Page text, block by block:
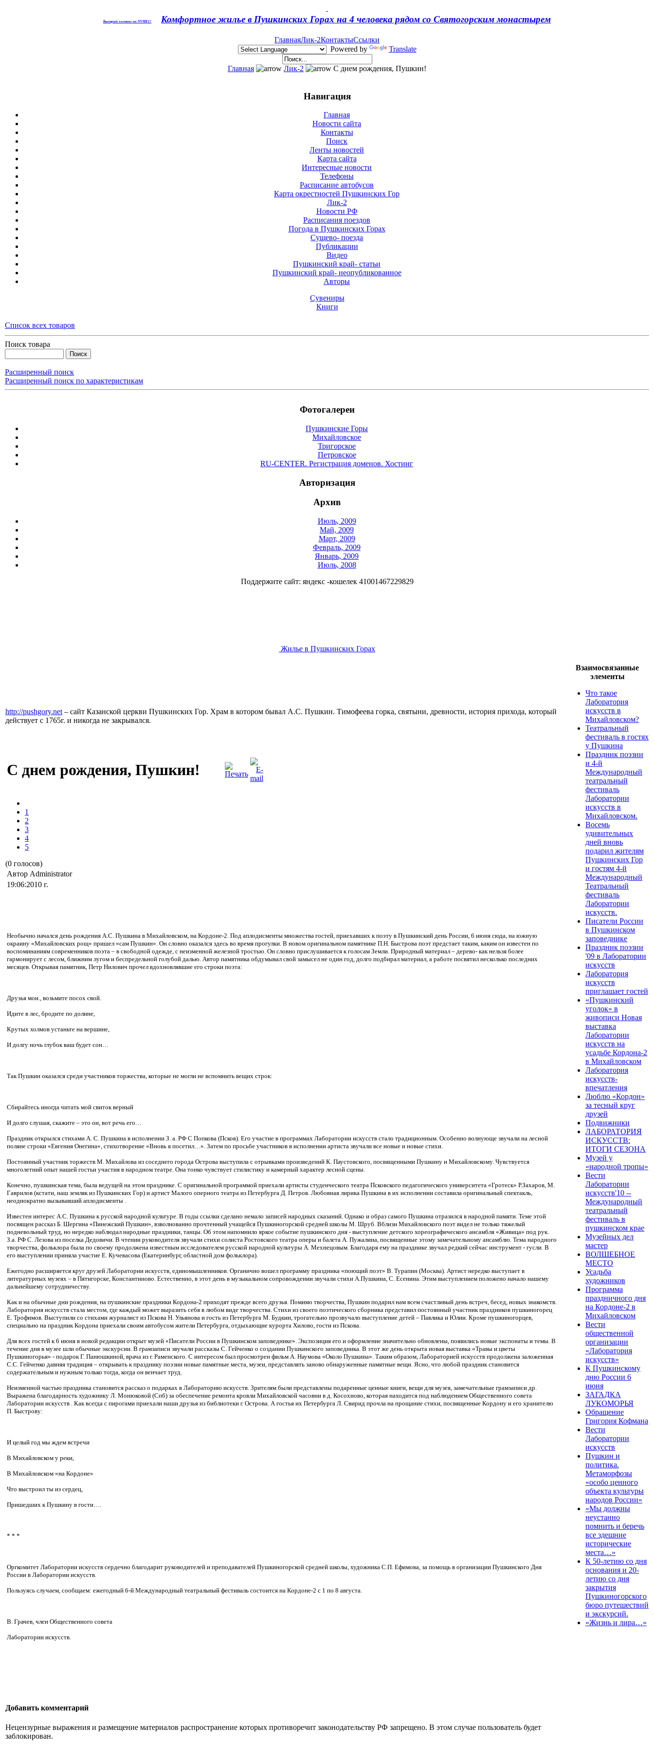
Быстрый хостинг на NVME1! Комфортное жилье в Пушкинских Горах на 4 человека рядом со Святогорским монастырем
ГлавнаяЛик-2КонтактыСсылки
Powered by
Translate
Главная Лик-2 С днем рождения, Пушкин!
Навигация
Главная
Новости сайта
Контакты
Поиск
Ленты новостей
Карта сайта
Интересные новости
Телефоны
Расписание автобусов
Карта окрестностей Пушкинских Гор
Лик-2
Новости РФ
Расписания поездов
Погода в Пушкинских Горах
Cущево- поезда
Публикации
Видео
Пушкинский край- статьи
Пушкинский край- неопубликованное
Авторы
Сувениры
Книги
Список всех товаров
Поиск товара
Расширенный поиск
Расширенный поиск по характеристикам
Фотогалереи
Пушкинские Горы
Михайловское
Тригорское
Петровское
RU-CENTER. Регистрация доменов. Хостинг
Авторизация
Архив
Июль, 2009
Май, 2009
Март, 2009
Февраль, 2009
Январь, 2009
Июль, 2008
Поддержите сайт: яндекс -кошелек 41001467229829
Жилье в Пушкинских Горах
http://pushgory.net – сайт Казанской церкви Пушкинских Гор. Храм в котором бывал А.С. Пушкин. Тимофеева горка, святыни, древности, история прихода, который
действует с 1765г. и никогда не закрывался.
С днем рождения, Пушкин!
1
2
3
4
5
(0 голосов)
Автор Administrator
19:06:2010 г.
Необычно начался день рождения А.С. Пушкина в Михайловском, на Кордоне-2. Под аплодисменты множества гостей, приехавших к поэту в Пушкинский день России, 6 июня сюда, на южную
окраину «Михайловских рощ» пришел «сам Пушкин». Он словно оказался здесь во время прогулки. В новом оригинальном памятнике П.Н. Быстрова поэт предстает таким, каким он известен по
воспоминаниям современников поэта – в свободной одежде, с неизменной железной тростью. Он словно прислушивается к голосам Земли. Природный материал – дерево- как нельзя более
гармонирует с лесом, ближним лугом и беспредельной голубой далью. Автор памятника обдумывал свой замысел не один год, долго подбирал материал, а работе посвятил несколько последних
месяцев. Открывая памятник, Петр Нилович прочел вдохновлявшие его строки поэта:
Друзья мои., возьмите посох свой.
Идите в лес, бродите по долине,
Крутых холмов устаньте на вершине,
И долгу ночь глубок ваш будет сон…
Так Пушкин оказался среди участников торжества, которые не могли не вспомнить вещих строк:
Сбирайтесь иногда читать мой свиток верный
И долго слушая, скажите – это он, вот речь его…
Праздник открылся стихами А. С. Пушкина в исполнении З. а. РФ С Попкова (Псков). Его участие в программах Лаборатории искусств стало традиционным. Особенно волнующе звучали на лесной
поляне строки «Евгения Онегина», стихотворение «Вновь я посетил…». Затем по просьбе участников в исполнении артиста звучали все новые и новые стихи.
Постоянный участник торжеств М. Михайлова из соседнего города Острова выступила с отрывками произведений К. Паустовского, посвященными Пушкину и Михайловскому. Чувствуется
многолетний опыт нашей гостьи участия в народном театре. Она тонко чувствует стилистику и камерный характер лесной сцены.
Конечно, пушкинская тема, была ведущей на этом празднике. С оригинальной программой приехали артисты студенческого театра Псковского педагогического университета «Гротеск» Р.Захаров, М.
Гаврилов (кстати, наш земляк из Пушкинских Гор) и артист Малого оперного театра из Петербурга Д. Петров. Любовная лирика Пушкина в их исполнении составила оригинальный спектакль,
неоднократно вызывавший аплодисменты .
Известен интерес А.С. Пушкина к русской народной культуре. В годы ссылки сделано немало записей народных сказаний. Однако и образ самого Пушкина отразился в народной памяти. Теме этой
посвящен рассказ Б. Шергина «Пинежский Пушкин», взволнованно прочтенный учащейся Пушкиногорской средней школы М. Шруб. Вблизи Михайловского поэт видел не только тяжелый
подневольный труд, но нередко наблюдал народные праздники, танцы. Об этом напомнило яркое событие пушкинского дня - выступление детского хореографического ансамбля «Живица» под рук.
З.а. РФ С. Лезова из поселка Дедовичи. В чтении руководителя звучали стихи солиста Ростовского театра оперы и балета А. Пужалина, посвященные этому замечательному ансамблю. Тема народного
творчества, фольклора была по своему продолжена известным исследователем русской народной культуры А. Мехнецовым. Благодаря ему на празднике звучал редкий сейчас инструмент - гусли. В
его выступлении приняла участие Е. Кучевасова (Екатеринбург, областной дом фольклора).
Ежегодно расширяется круг друзей Лаборатории искусств, единомышленников. Органично вошел программу праздника «поющий поэт» В. Турапин (Москва). Артист нередко выступает в
литературных музеях – в Пятигорске, Константиново. Естественно, в этот день в музыкальном сопровождении звучали стихи А.Пушкина, С. Есенина. Этим выступлением положено начало нашему
дальнейшему сотрудничеству.
Как и на обычные дни рождения, на пушкинские праздники Кордона-2 приходят прежде всего друзья. Помимо творчества, Пушкин подарил нам всем счастливый день встреч, бесед, новых знакомств.
Лаборатория искусств стала местом, где каждый может выразить себя в любом виде творчества. Стихи из своего поэтического сборника представил постоянный участник праздников пушкиногорец
Е. Трофимов. Выступили со стихами журналист из Пскова Н. Ульянова и гость из Петербурга М. Будкин, трогательно прозвучало выступление детей – Павлика и Юлии. Кроме пушкиногорцев,
специально на праздник Кордона приехали своим автобусом жители Петербурга, отдыхающие курорта Хилово, гости из Пскова.
Для всех гостей к 6 июня в новой редакции открыт музей «Писатели России в Пушкинском заповеднике». Экспозиция его и оформление значительно обновлены, появились новые экспонаты и темы. В
течение дня в музее шли обычные экскурсии. В грамзаписи звучали рассказы С. Гейченко о создании Пушкинского заповедника. В этот же день открыта новая выставка «Травы и цветы
Пушкиногорья» - подарок Г. Панюшкиной, врача из г. Раменского. С интересом был просмотрен фильм А. Наумова «Около Пушкина». Таким образом, Лабораторией искусств продолжена заложенная
С.С. Гейченко давняя традиция – открывать к празднику поэзии новые памятные места, музеи, представлять заново обнаруженные памятные вещи. Ясно, что любой праздник становится
содержательным и нужным только тогда, когда он венчает труд.
Неизменной частью праздника становится рассказ о подарках в Лабораторию искусств. Зрителям были представлены подаренные ценные книги, вещи для музея, замечательные грамзаписи др.
Выражена благодарность художнику Л. Монюковой (Спб) за обеспечение ремонта кровли Михайловской часовни в д. Косохново, которая находится под наблюдением Общественного совета
Лаборатории искусств . Как всегда с пирогами приехали наши друзья из библиотеки г. Острова. А гостья их Петербурга Л. Свирид прочла на прощание стихи, посвященные Кордону и его хранителю
П. Быстрову:
И целый год мы ждем встречи
В Михайловском у реки,
В Михайловском «на Кордоне»
Что выстроил ты из сердец,
Пришедших к Пушкину в гости….
* * *
Оргкомитет Лаборатории искусств сердечно благодарит руководителей и преподавателей Пушкиногорской средней школы, художника С.П. Ефимова, за помощь в организации Пушкинского Дня
России в Лаборатории искусств.
Пользуясь случаем, сообщаем: ежегодный 6-й Международный театральный фестиваль состоится на Кордоне-2 с 1 по 8 августа.
В. Грачев, член Общественного совета
Лаборатории искусств.
Добавить комментарий
Нецензурные выражения и размещение материалов распространение которых противоречит законодательству РФ запрещено. В этом случае пользователь будет
заблокирован.
Взаимосвязанные
элементы
Что такое
Лаборатория
искусств в
Михайловском?
Театральный
фестиваль в гостях
у Пушкина
Праздник поэзии
и 4-й
Международный
театральный
фестиваль
Лаборатории
искусств в
Михайловском.
Восемь
удивительных
дней вновь
подарил жителям
Пушкинских Гор
и гостям 4-й
Международный
Театральный
фестиваль
Лаборатории
искусств.
Писатели России
в Пушкинском
заповеднике
Праздник поэзии
'09 в Лаборатории
искусств
Лаборатория
искусств
приглашает гостей
«Пушкинский
уголок» в
живописи Новая
выставка
Лаборатории
искусств на
усадьбе Кордона-2
в Михайловском
Лаборатория
искусств-
впечатления
Люблю «Кордон»
за тесный круг
друзей
Подвижники
ЛАБОРАТОРИЯ
ИСКУССТВ:
ИТОГИ СЕЗОНА
Музей у
«народной тропы»
Вести
Лаборатории
искусств'10 --
Международный
театральный
фестиваль в
пушкинском крае
Музейных дел
мастер
ВОЛШЕБНОЕ
МЕСТО
Усадьба
художников
Программа
праздничного дня
на Кордоне-2 в
Михайловском
Вести
общественной
организации
«Лаборатория
искусств»
К Пушкинскому
дню России 6
июня
ЗАГАДКА
ЛУКОМОРЬЯ
Обращение
Григория Кофмана
Вести
Лаборатории
искусств
Пушкин и
политика.
Метаморфозы
«особо ценного
объекта культуры
народов России»
«Мы должны
неустанно
помнить и беречь
все здешние
исторические
места…»
К 50-летию со дня
основания и 20-
летию со дня
закрытия
Пушкиногорского
бюро путешествий
и экскурсий.
«Жизнь и лира…»